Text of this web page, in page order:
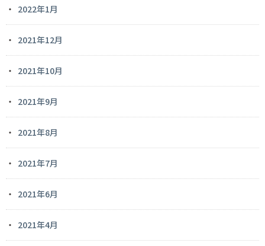
2022年1月
2021年12月
2021年10月
2021年9月
2021年8月
2021年7月
2021年6月
2021年4月